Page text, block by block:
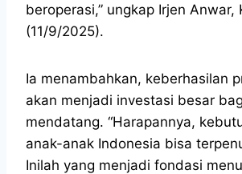
beroperasi,” ungkap Irjen Anwar,
(11/9/2025).
Ia menambahkan, keberhasilan
akan menjadi investasi besar
mendatang. “Harapannya,
anak-anak Indonesia bisa
Inilah yang menjadi fondasi